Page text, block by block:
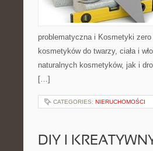
problematyczna i Kosmetyki
kosmetyków do twarzy, ciała i
naturalnych kosmetyków, jak i
[…]
CATEGORIES: NIERUCHOMOŚCI
DIY I